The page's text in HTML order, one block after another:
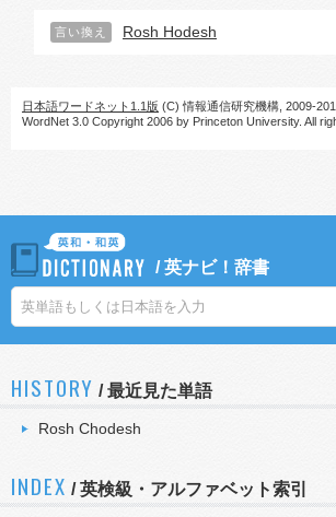
言い換え Rosh Hodesh
日本語ワードネット1.1版 (C) 情報通信研究機構, 2009-
WordNet 3.0 Copyright 2006 by Princeton University. All
/英ナビ！辞書
HISTORY /最近見た単語
Rosh Chodesh
INDEX / 英検級・アルファベット索引